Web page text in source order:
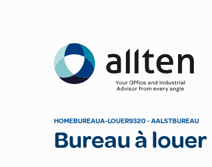
Allten
HOMEBUREAUA-LOUER9320 - AALSTBUREAU
Bureau à louer